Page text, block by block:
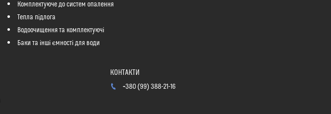
Комплектуюче до систем опалення
Тепла підлога
Водоочищення та комплектуючі
Баки та інші ємності для води
+380 (99) 388-21-16